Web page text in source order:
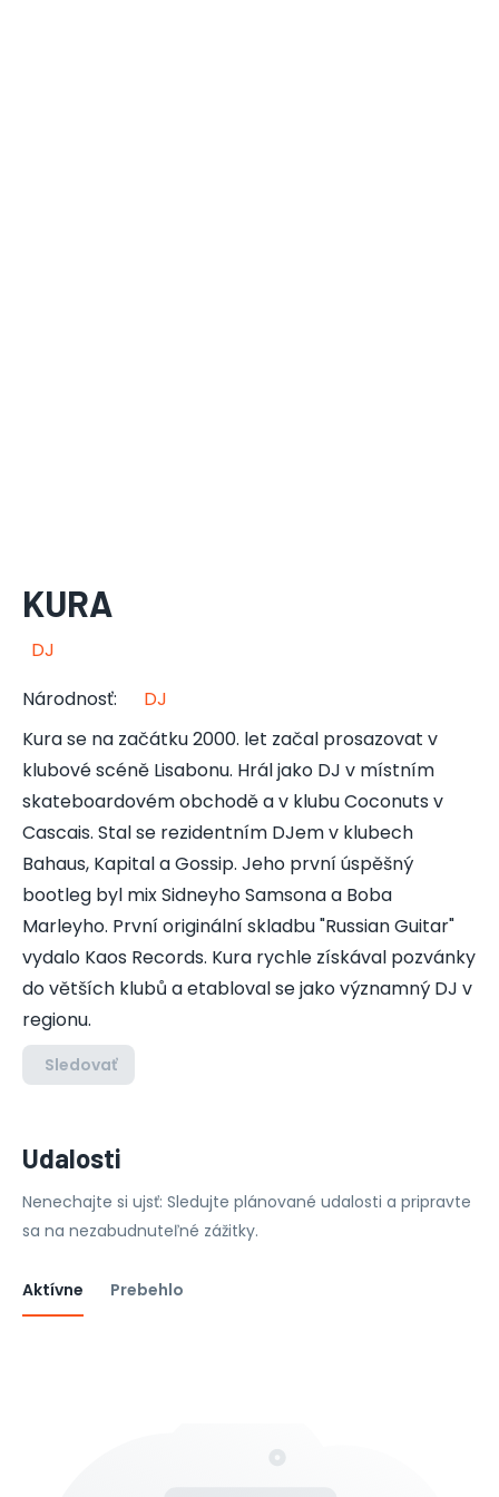
KURA
DJ
Národnosť:
DJ
Kura se na začátku 2000. let začal prosazovat v
klubové scéně Lisabonu. Hrál jako DJ v místním
skateboardovém obchodě a v klubu Coconuts v
Cascais. Stal se rezidentním DJem v klubech
Bahaus, Kapital a Gossip. Jeho první úspěšný
bootleg byl mix Sidneyho Samsona a Boba
Marleyho. První originální skladbu "Russian Guitar"
vydalo Kaos Records. Kura rychle získával pozvánky
do větších klubů a etabloval se jako významný DJ v
regionu.
Sledovať
Udalosti
Nenechajte si ujsť: Sledujte plánované udalosti a pripravte
sa na nezabudnuteľné zážitky.
Aktívne Prebehlo